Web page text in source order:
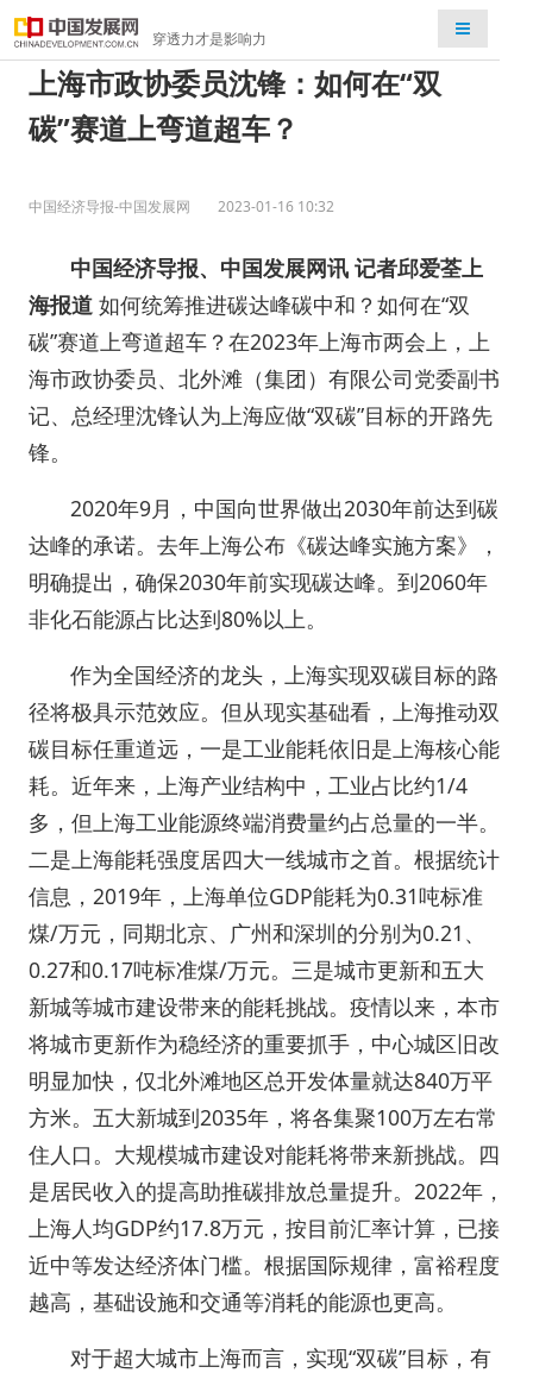
穿透力才是影响力
检索
上海市政协委员沈锋：如何在“双
碳”赛道上弯道超车？
中国经济导报-中国发展网 2023-01-16 10:32
中国经济导报、中国发展网讯 记者邱爱荃上
海报道 如何统筹推进碳达峰碳中和？如何在“双
碳”赛道上弯道超车？在2023年上海市两会上，上
海市政协委员、北外滩（集团）有限公司党委副书
记、总经理沈锋认为上海应做“双碳”目标的开路先
锋。
2020年9月，中国向世界做出2030年前达到碳
达峰的承诺。去年上海公布《碳达峰实施方案》，
明确提出，确保2030年前实现碳达峰。到2060年
非化石能源占比达到80%以上。
作为全国经济的龙头，上海实现双碳目标的路
径将极具示范效应。但从现实基础看，上海推动双
碳目标任重道远，一是工业能耗依旧是上海核心能
耗。近年来，上海产业结构中，工业占比约1/4
多，但上海工业能源终端消费量约占总量的一半。
二是上海能耗强度居四大一线城市之首。根据统计
信息，2019年，上海单位GDP能耗为0.31吨标准
煤/万元，同期北京、广州和深圳的分别为0.21、
0.27和0.17吨标准煤/万元。三是城市更新和五大
新城等城市建设带来的能耗挑战。疫情以来，本市
将城市更新作为稳经济的重要抓手，中心城区旧改
明显加快，仅北外滩地区总开发体量就达840万平
方米。五大新城到2035年，将各集聚100万左右常
住人口。大规模城市建设对能耗将带来新挑战。四
是居民收入的提高助推碳排放总量提升。2022年，
上海人均GDP约17.8万元，按目前汇率计算，已接
近中等发达经济体门槛。根据国际规律，富裕程度
越高，基础设施和交通等消耗的能源也更高。
对于超大城市上海而言，实现“双碳”目标，有